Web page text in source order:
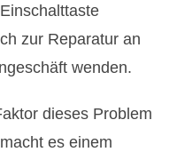
zur Reparatur an
wenden.
dieses Problem
es einem